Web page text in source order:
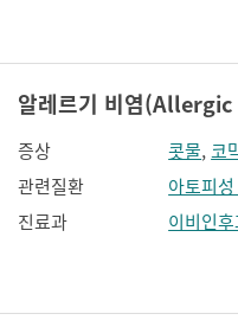
알레르기 비염
증상 콧물,코
관련질환
아토피
진료과
이비인